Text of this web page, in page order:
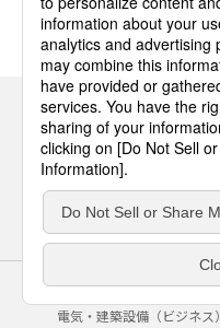
サイトのご利用にあたって
電気・建築設備（ビジネス）